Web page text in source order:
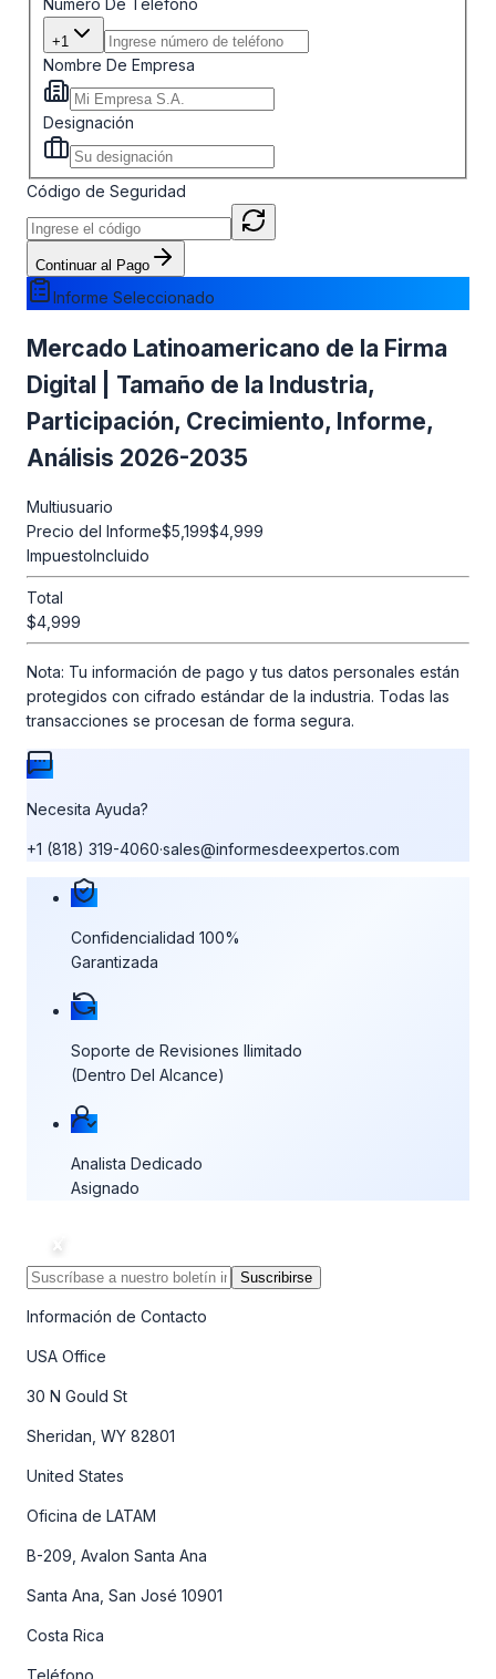
+1
Nombre De Empresa
Designación
Código de Seguridad
Continuar al Pago
Informe Seleccionado
Mercado Latinoamericano de la Firma
Digital | Tamaño de la Industria,
Participación, Crecimiento, Informe,
Análisis 2026-2035
Multiusuario
Precio del Informe$5,199$4,999
ImpuestoIncluido
Total
$4,999
Nota: Tu información de pago y tus datos personales están
protegidos con cifrado estándar de la industria. Todas las
transacciones se procesan de forma segura.
Necesita Ayuda?
+1 (818) 319-4060·sales@informesdeexpertos.com
Nuestras garantías de compra
Confidencialidad 100%
Garantizada
Soporte de Revisiones Ilimitado
(Dentro Del Alcance)
Analista Dedicado
Asignado
Suscribirse
Información de Contacto
USA Office
30 N Gould St
Sheridan, WY 82801
United States
Oficina de LATAM
B-209, Avalon Santa Ana
Santa Ana, San José 10901
Costa Rica